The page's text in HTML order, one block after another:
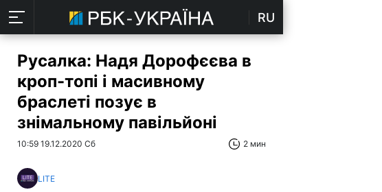
RU
Русалка: Надя Дорофєєва в
кроп-топі і масивному
браслеті позує в
знімальному павільйоні
10:59 19.12.2020 Сб 2 мин
LITE